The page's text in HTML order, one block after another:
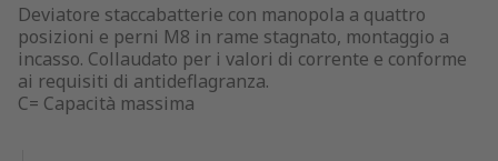
Deviatore staccabatterie con manopola a quattro
posizioni e perni M8 in rame stagnato, montaggio a
incasso. Collaudato per i valori di corrente e conforme
ai requisiti di antideflagranza.
C= Capacità massima